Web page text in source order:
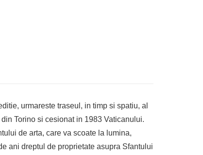
urmareste traseul, in timp si spatiu, al
Torino si cesionat in 1983 Vaticanului.
de arta, care va scoate la lumina,
ani dreptul de proprietate asupra Sfantului